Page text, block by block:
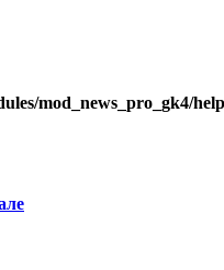
mod_news_pro_gk4/